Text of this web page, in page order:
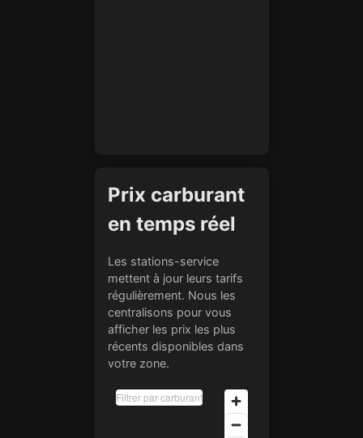
Prix carburant
en temps réel
Les stations-service
mettent à jour leurs tarifs
régulièrement. Nous les
centralisons pour vous
afficher les prix les plus
récents disponibles dans
votre zone.
Filtrer par carburant